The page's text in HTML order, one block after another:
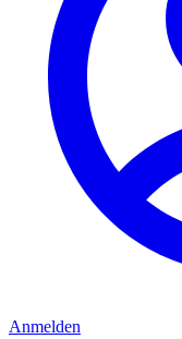
Anmelden